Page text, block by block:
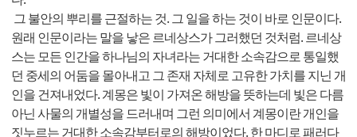
그 불안의 뿌리를 근절하는 것. 그 일을 하는 것이 바로 인문이다.
원래 인문이라는 말을 낳은 르네상스가 그러했던 것처럼. 르네상
스는 모든 인간을 하나님의 자녀라는 거대한 소속감으로 통일했
던 중세의 어둠을 몰아내고 그 존재 자체로 고유한 가치를 지닌 개
인을 건져내었다. 계몽은 빛이 가져온 해방을 뜻하는데 빛은 다름
아닌 사물의 개별성을 드러내며 그런 의미에서 계몽이란 개인을
짓누르는 거대한 소속감부터로의 해방이었다. 한 마디로 패러다